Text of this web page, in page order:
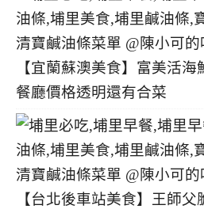
【宜蘭蘇澳美食】富美活
餐廳價格透明還有合菜
【台北後車站美食】王師